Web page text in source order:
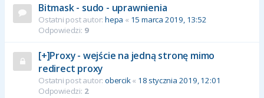
Bitmask - sudo - uprawnienia
Ostatni post autor: hepa « 15 marca 2019, 13:52
Odpowiedzi: 9
[+]Proxy - wejście na jedną stronę mimo
redirect proxy
Ostatni post autor: obercik« 18 stycznia 2019, 12:01
Odpowiedzi: 2